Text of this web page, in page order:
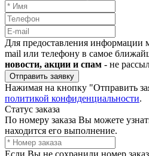
Для предоставления информации
mail или телефону в самое
новости, акции и спам - не
Отправить заявку
Нажимая на кнопку "Отправить
политикой конфиденциальности.
Статус заказа
По номеру заказа Вы можете
находится его выполнение.
Если Вы не сохранили номер